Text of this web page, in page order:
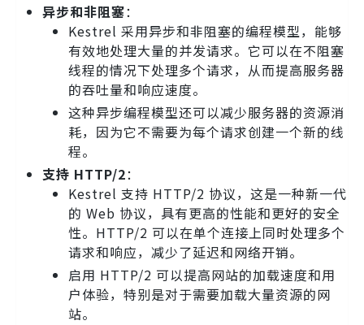
异步和非阻塞：
Kestrel 采用异步和非阻塞的编程模型，能够
有效地处理大量的并发请求。它可以在不阻塞
线程的情况下处理多个请求，从而提高服务器
的吞吐量和响应速度。
这种异步编程模型还可以减少服务器的资源消
耗，因为它不需要为每个请求创建一个新的线
程。
支持 HTTP/2：
Kestrel 支持 HTTP/2 协议，这是一种新一代
的 Web 协议，具有更高的性能和更好的安全
性。HTTP/2 可以在单个连接上同时处理多个
请求和响应，减少了延迟和网络开销。
启用 HTTP/2 可以提高网站的加载速度和用
户体验，特别是对于需要加载大量资源的网
站。